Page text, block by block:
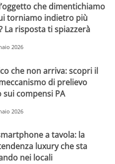
che dimentichiamo
torniamo indietro più
La risposta ti spiazzerà
2026
che non arriva: scopri il
di prelievo
sui compensi PA
2026
a tavola: la
luxury che sta
nei locali